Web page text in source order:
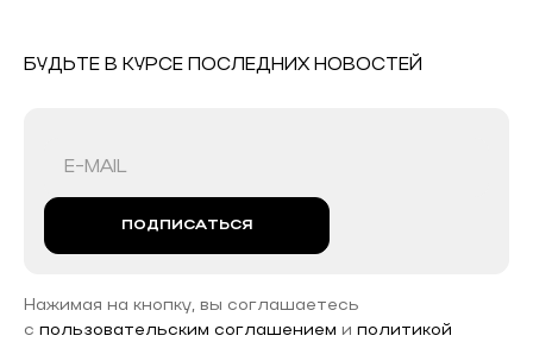
БУДЬТЕ В КУРСЕ ПОСЛЕДНИХ НОВОСТЕЙ
ПОДПИСАТЬСЯ
Нажимая на кнопку, вы соглашаетесь
с пользовательским соглашением и политикой